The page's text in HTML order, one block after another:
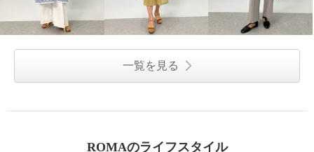
一覧を見る
ROMAのライフスタイル